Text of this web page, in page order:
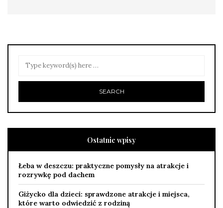
Ostatnie wpisy
Łeba w deszczu: praktyczne pomysły na atrakcje i
rozrywkę pod dachem
Giżycko dla dzieci: sprawdzone atrakcje i miejsca,
które warto odwiedzić z rodziną